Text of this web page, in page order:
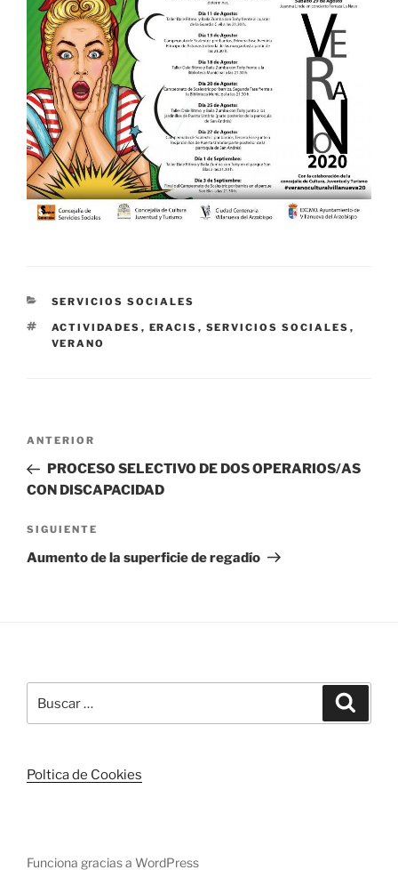
CATEGORÍAS
SERVICIOS SOCIALES
ETIQUETAS
ACTIVIDADES , ERACIS , SERVICIOS SOCIALES ,
VERANO
Navegación
entradas
Entrada
anterior:
ANTERIOR
PROCESO SELECTIVO DE DOS OPERARIOS/AS
CON DISCAPACIDAD
Siguiente
entrada
SIGUIENTE
Aumento de la superficie de regadío
por:
Poltica de Cookies
Funciona gracias a WordPress